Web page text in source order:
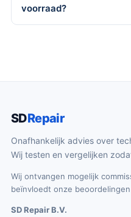
voorraad?
SDRepair
Onafhankelijk advies over
Wij testen en vergelijken
Wij ontvangen mogelijk
beïnvloedt onze
SD Repair B.V.